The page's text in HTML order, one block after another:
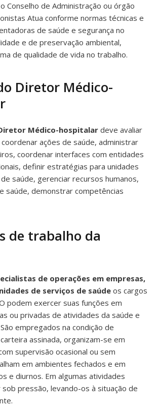
Conselho de Administração ou órgão
Atua conforme normas técnicas e
de saúde e segurança no
e de preservação ambiental,
de qualidade de vida no trabalho.
Diretor Médico-
Médico-hospitalar deve avaliar
ações de saúde, administrar
coordenar interfaces com entidades
definir estratégias para unidades
saúde, gerenciar recursos humanos,
saúde, demonstrar competências
de trabalho da
de operações em empresas,
de serviços de saúdeos cargos
podem exercer suas funções em
ou privadas de atividades da saúde e
empregados na condição de
assinada, organizam-se em
supervisão ocasional ou sem
em ambientes fechados e em
e diurnos. Em algumas atividades
pressão, levando-os à situação de